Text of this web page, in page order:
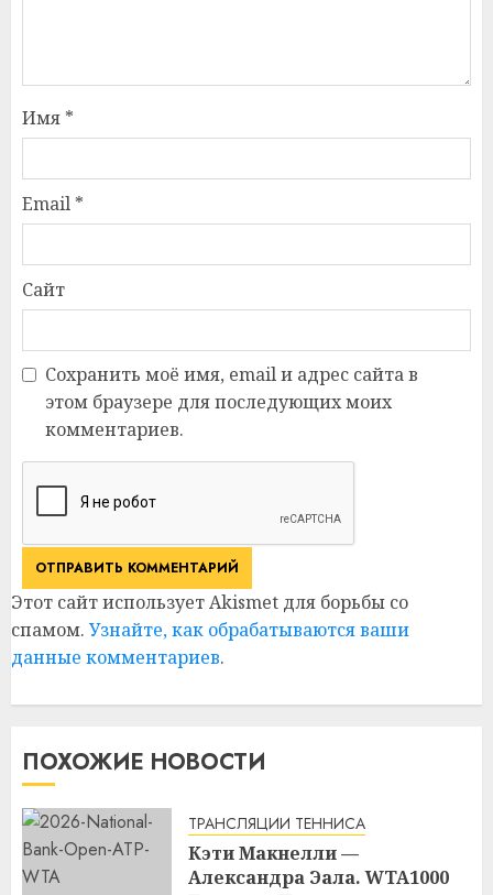
Имя *
Email *
Сайт
Сохранить моё имя, email и адрес сайта в
этом браузере для последующих моих
комментариев.
Этот сайт использует Akismet для борьбы со
спамом. Узнайте, как обрабатываются ваши
данные комментариев.
ПОХОЖИЕ НОВОСТИ
ТРАНСЛЯЦИИ ТЕННИСА
Кэти Макнелли —
Александра Эала. WTA1000